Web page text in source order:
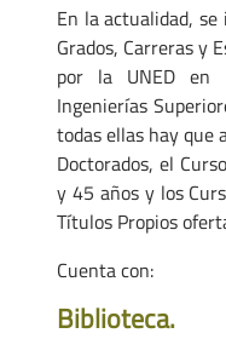
En la actualidad,
Grados, Carreras y
por la UNED en
Ingenierías
todas ellas hay que
Doctorados, el
y 45 años y los
Títulos Propios
Cuenta con:
Biblioteca.